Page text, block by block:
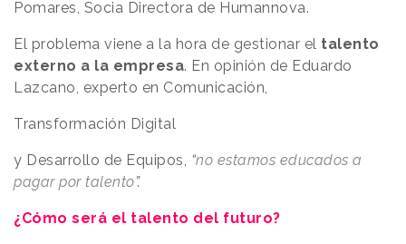
Pomares, Socia Directora de Humannova.
El problema viene a la hora de gestionar el talento
externo a la empresa. En opinión de Eduardo
Lazcano, experto en Comunicación,
Transformación Digital
y Desarrollo de Equipos, “no estamos educados a
pagar por talento”.
¿Cómo será el talento del futuro?